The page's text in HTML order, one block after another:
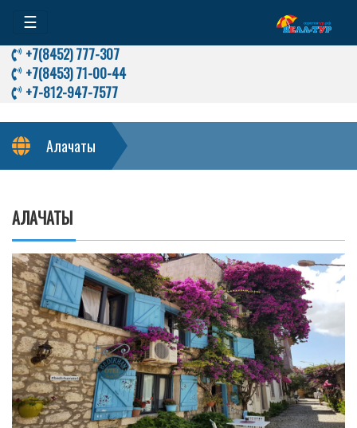
☰
+7(8452) 777-307
+7(8453) 71-00-44
+7-812-947-7577
Алачаты
АЛАЧАТЫ